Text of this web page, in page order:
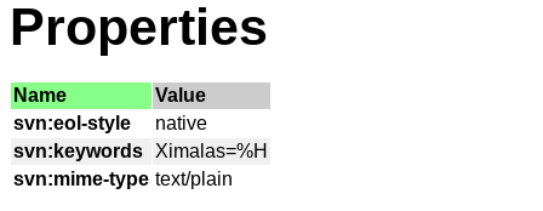
Properties
Name
Value
svn:eol-style
svn:keywords
svn:mime-type